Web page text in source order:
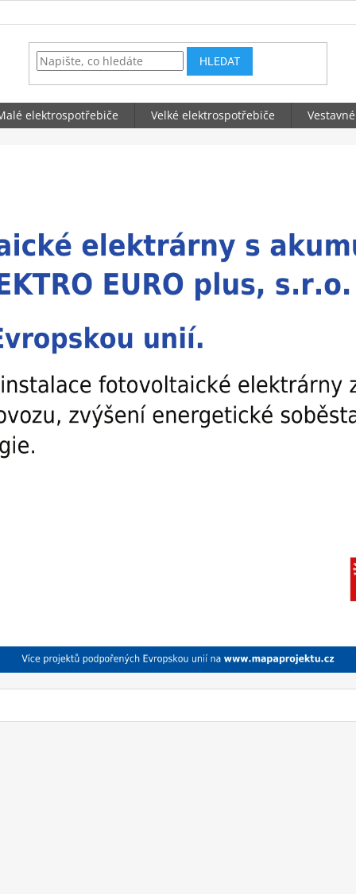
HLEDAT
elektrospotřebiče Velké elektrospotřebiče